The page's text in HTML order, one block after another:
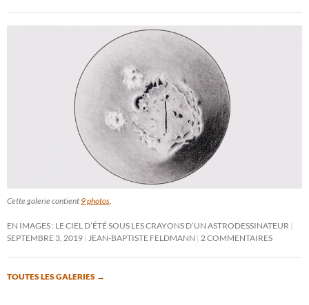
Cette galerie contient 9 photos.
EN IMAGES : LE CIEL D’ÉTÉ SOUS LES CRAYONS D’UN ASTRODESSINATEUR
SEPTEMBRE 3, 2019 JEAN-BAPTISTE FELDMANN 2 COMMENTAIRES
TOUTES LES GALERIES →